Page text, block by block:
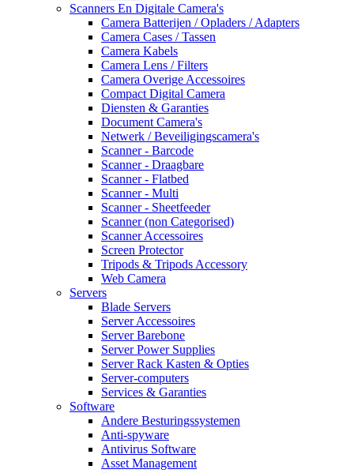
Scanners En Digitale Camera's
Camera Batterijen / Opladers / Adapters
Camera Cases / Tassen
Camera Kabels
Camera Lens / Filters
Camera Overige Accessoires
Compact Digital Camera
Diensten & Garanties
Document Camera's
Netwerk / Beveiligingscamera's
Scanner - Barcode
Scanner - Draagbare
Scanner - Flatbed
Scanner - Multi
Scanner - Sheetfeeder
Scanner (non Categorised)
Scanner Accessoires
Screen Protector
Tripods & Tripods Accessory
Web Camera
Servers
Blade Servers
Server Accessoires
Server Barebone
Server Power Supplies
Server Rack Kasten & Opties
Server-computers
Services & Garanties
Software
Andere Besturingssystemen
Anti-spyware
Antivirus Software
Asset Management